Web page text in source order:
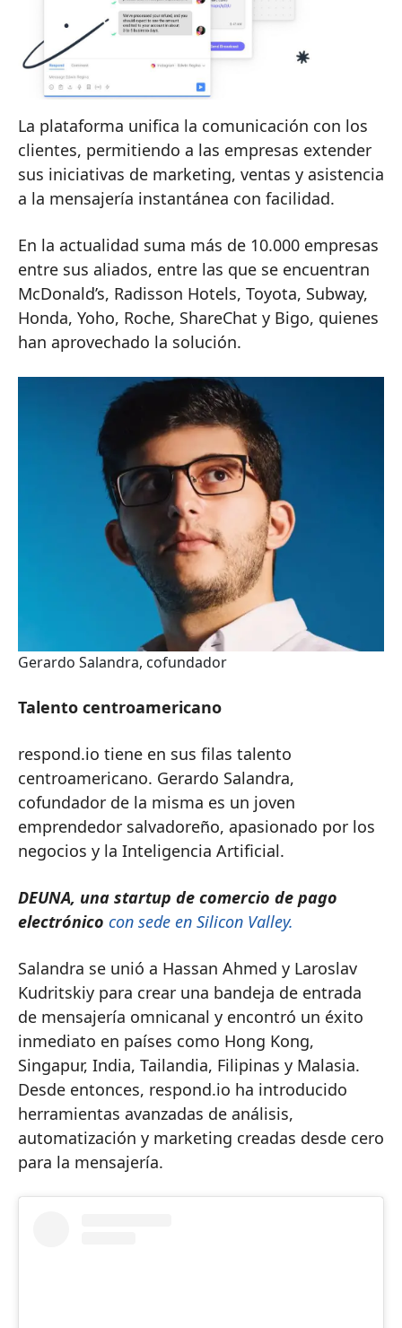
La plataforma unifica la comunicación con los
clientes, permitiendo a las empresas extender
sus iniciativas de marketing, ventas y asistencia
a la mensajería instantánea con facilidad.
En la actualidad suma más de 10.000 empresas
entre sus aliados, entre las que se encuentran
McDonald’s, Radisson Hotels, Toyota, Subway,
Honda, Yoho, Roche, ShareChat y Bigo, quienes
han aprovechado la solución.
Gerardo Salandra, cofundador
Talento centroamericano
respond.io tiene en sus filas talento
centroamericano. Gerardo Salandra,
cofundador de la misma es un joven
emprendedor salvadoreño, apasionado por los
negocios y la Inteligencia Artificial.
DEUNA, una startup de comercio de pago
electrónico con sede en Silicon Valley.
Salandra se unió a Hassan Ahmed y Laroslav
Kudritskiy para crear una bandeja de entrada
de mensajería omnicanal y encontró un éxito
inmediato en países como Hong Kong,
Singapur, India, Tailandia, Filipinas y Malasia.
Desde entonces, respond.io ha introducido
herramientas avanzadas de análisis,
automatización y marketing creadas desde cero
para la mensajería.